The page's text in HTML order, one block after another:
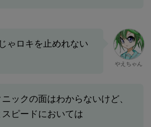
ゃロキを止めれない
やえちゃん
ックの面はわからないけど、
スピードにおいては